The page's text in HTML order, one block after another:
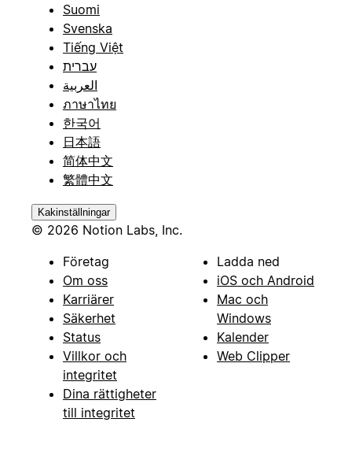
Suomi
Svenska
Tiếng Việt
עברית
العربية
ภาษาไทย
한국어
日本語
简体中文
繁體中文
Kakinställningar
© 2026 Notion Labs, Inc.
Företag
Om oss
Karriärer
Säkerhet
Status
Villkor och
integritet
Dina rättigheter
till integritet
Ladda ned
iOS och Android
Mac och
Windows
Kalender
Web Clipper